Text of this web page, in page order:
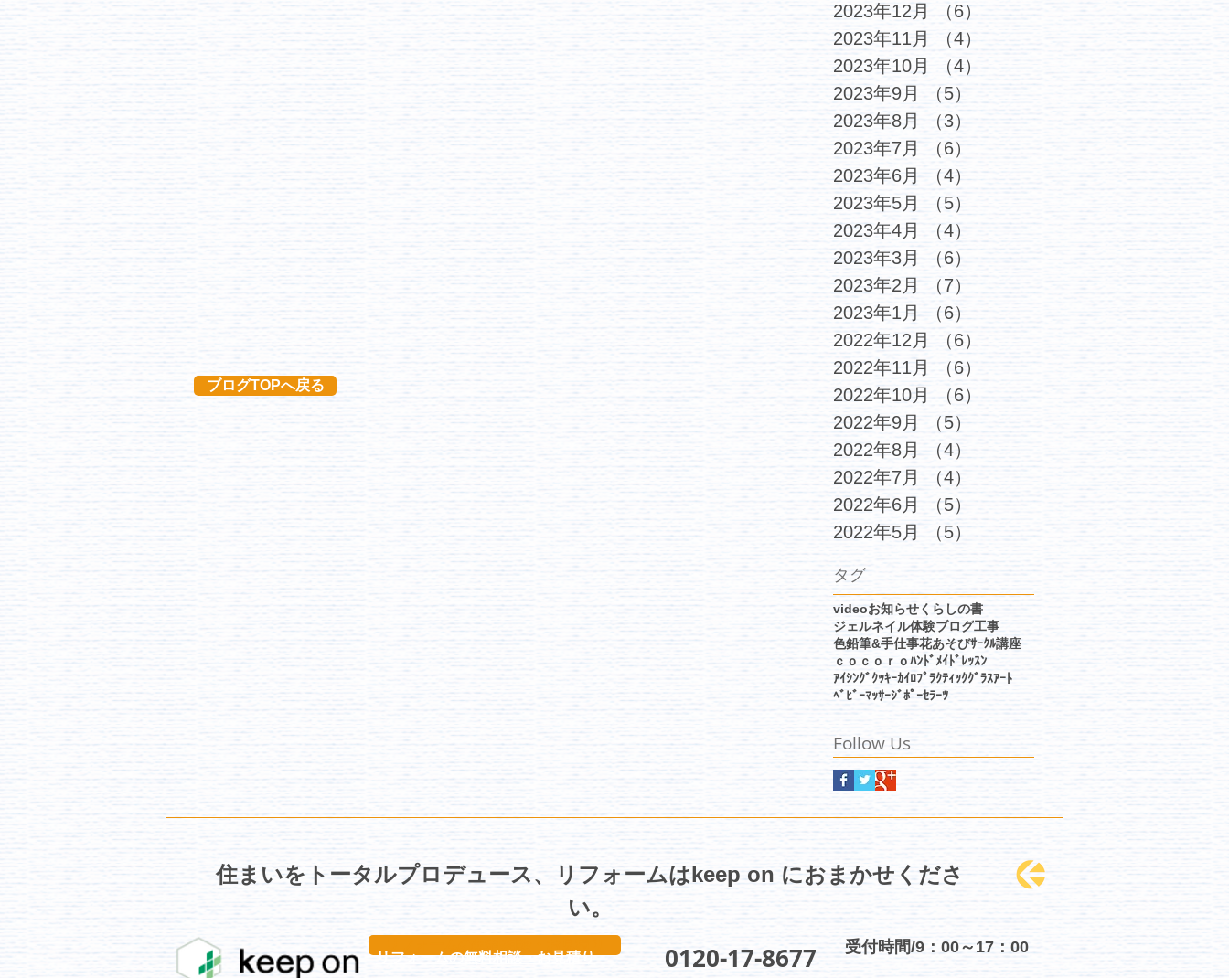
ブログTOPへ戻る
2023年12月
（6）6件の記事
2023年11月
（4）4件の記事
2023年10月
（4）
4件の記事
2023年9月
（5）
2023年8月
（3）
3件の記事
2023年7月
（6） 6件の記事
2023年6月
（4） 4件の記事
2023年5月
（5）
5件の記事
2023年4月
（4）
4件の記事
2023年3月
（6）
6件の記事
2023年2月
（7） 7件の記事
2023年1月
（6）
6件の記事
2022年12月
（6）
2022年11月
（6） 6件の記事
2022年10月
（6）6件の記事
2022年9月
（5） 5件の記事
2022年8月
（4）
4件の記事
2022年7月
（4）
2022年6月
（5）
5件の記事
2022年5月
（5） 5件の記事
タグ
videoお知らせくらしの書
ジェルネイル体験ブログ工事
色鉛筆&手仕事花あそびｻｰｸﾙ講座
ｃｏｃｏｒｏﾊﾝﾄﾞﾒｲﾄﾞﾚｯｽﾝ
ｱｲｼﾝｸﾞｸｯｷｰｶｲﾛﾌﾟﾗｸﾃｨｯｸｸﾞﾗｽｱｰﾄ
ﾍﾞﾋﾞｰﾏｯｻｰｼﾞﾎﾟｰｾﾗｰﾂ
Follow Us
住まいをトータルプロデュース、リフォームはkeep on におまかせくださ
い。
リフォームの無料相談・お見積り ​0120-17-8677 受付時間/9：00～17：00